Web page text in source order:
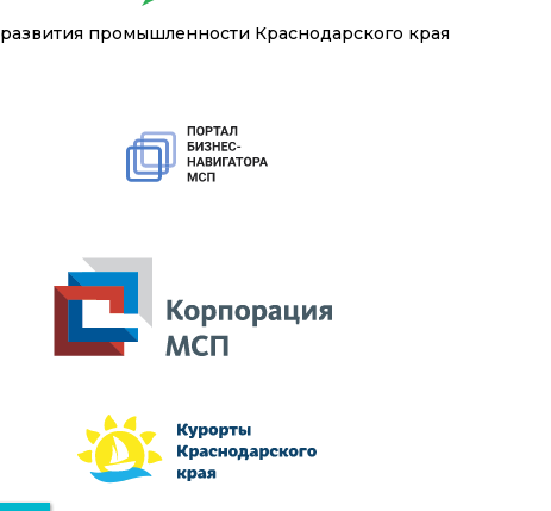
промышленности Краснодарского края